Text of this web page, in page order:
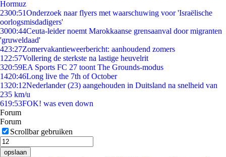
Hormuz
2300:51Onderzoek naar flyers met waarschuwing voor 'Israëlische
oorlogsmisdadigers'
3000:44Ceuta-leider noemt Marokkaanse grensaanval door migranten
'gruweldaad'
423:27Zomervakantieweerbericht: aanhoudend zomers
1 22:57Vollering de sterkste na lastige heuvelrit
320:59EA Sports FC 27 toont The Grounds-modus
1420:46Long live the 7th of October
1320:12Nederlander (23) aangehouden in Duitsland na snelheid van
235 km/u
619:53FOK! was even down
Forum
Forum
Scrollbar gebruiken
opslaan